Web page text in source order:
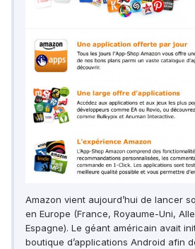
Amazon vient aujourd’hui de lancer
en Europe (France, Royaume-Uni,
Espagne). Le géant américain avait
boutique d’applications Android afin